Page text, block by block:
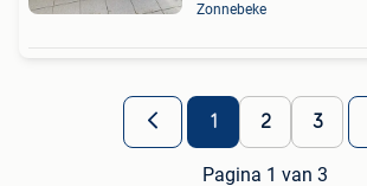
Zonnebeke
1 2 3
Pagina 1 van 3